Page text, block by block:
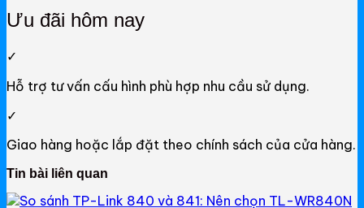
WAC
Mercusys Router WiFi
Mercusys 4G
Linksys
Ưu đãi hôm nay
✓
Hỗ trợ tư vấn cấu hình phù hợp nhu cầu sử dụng.
✓
Giao hàng hoặc lắp đặt theo chính sách của cửa hàng.
Tin bài liên quan